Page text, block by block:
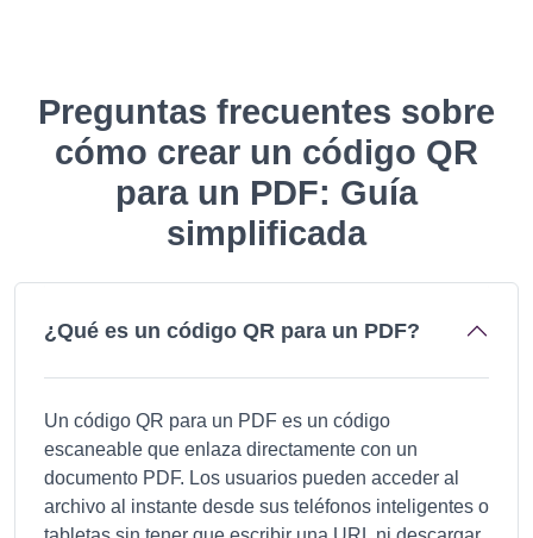
Preguntas frecuentes sobre
cómo crear un código QR
para un PDF: Guía
simplificada
¿Qué es un código QR para un PDF?
Un código QR para un PDF es un código
escaneable que enlaza directamente con un
documento PDF. Los usuarios pueden acceder al
archivo al instante desde sus teléfonos inteligentes o